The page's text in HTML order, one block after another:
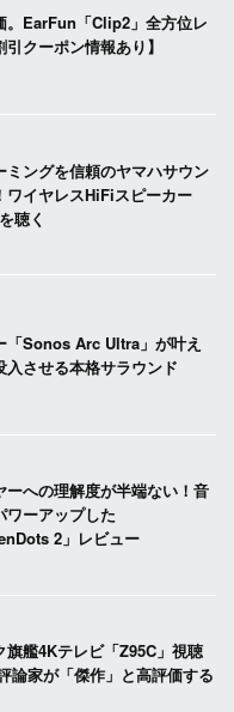
。EarFun「Clip2」全方位レ
クーポン情報あり】
ミングを信頼のヤマハサウン
ワイヤレスHiFiスピーカー
聴く
「Sonos Arc Ultra」が叶え
入させる本格サラウンド
ーへの理解度が半端ない！音
ワーアップした
2」レビュー
旗艦4Kテレビ「Z95C」視聴
論家が「傑作」と高評価する